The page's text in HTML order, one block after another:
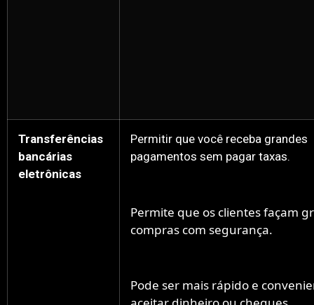
Transferências
bancárias
eletrônicas
Permitir que você receba grandes
pagamentos sem pagar taxas.
Permite que os clientes façam
compras com segurança.
Pode ser mais rápido e